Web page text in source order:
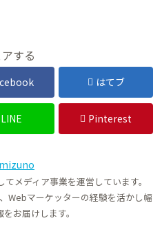
する
はてブ
LINE Pinterest
メディア事業を運営しています。
Webマーケッターの経験を活かし幅
お届けします。